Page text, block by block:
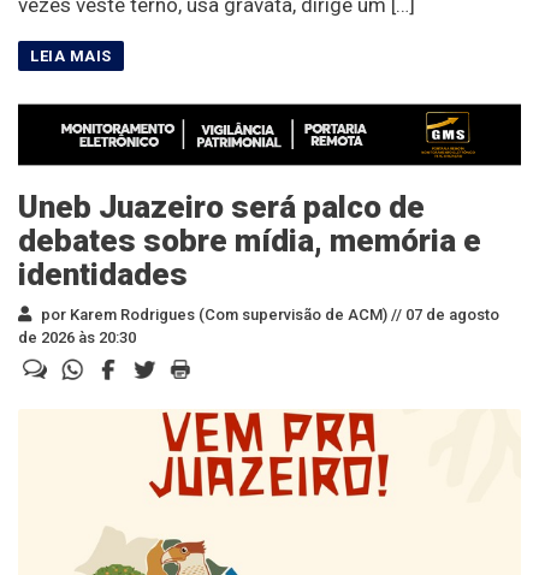
vezes veste terno, usa gravata, dirige um […]
Uneb Juazeiro será palco de
debates sobre mídia, memória e
identidades
por Karem Rodrigues (Com supervisão de ACM) // 07 de agosto
de 2026 às 20:30